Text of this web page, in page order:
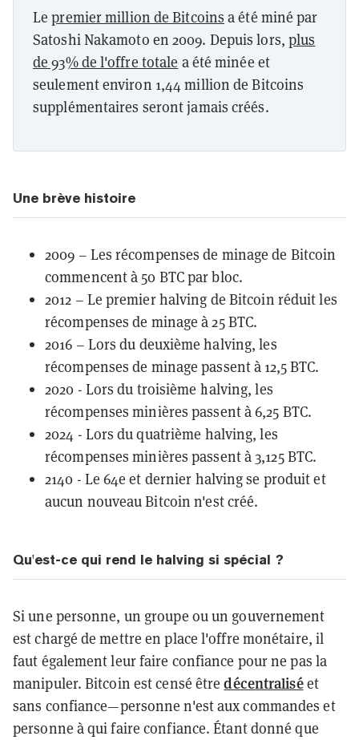
Lepremier million de Bitcoins a été miné par
Satoshi Nakamoto en 2009. Depuis lors, plus
de 93% de l'offre totale a été minée et
seulement environ 1,44 million de Bitcoins
supplémentaires seront jamais créés.
Une brève histoire
2009 – Les récompenses de minage de Bitcoin
commencent à 50 BTC par bloc.
2012 – Le premier halving de Bitcoin réduit les
récompenses de minage à 25 BTC.
2016 – Lors du deuxième halving, les
récompenses de minage passent à 12,5 BTC.
2020 - Lors du troisième halving, les
récompenses minières passent à 6,25 BTC.
2024 - Lors du quatrième halving, les
récompenses minières passent à 3,125 BTC.
2140 - Le 64e et dernier halving se produit et
aucun nouveau Bitcoin n'est créé.
Qu'est-ce qui rend le halving si spécial ?
Si une personne, un groupe ou un gouvernement
est chargé de mettre en place l'offre monétaire, il
faut également leur faire confiance pour ne pas la
manipuler. Bitcoin est censé êtredécentraliséet
sans confiance—personne n'est aux commandes et
personne à qui faire confiance. Étant donné que